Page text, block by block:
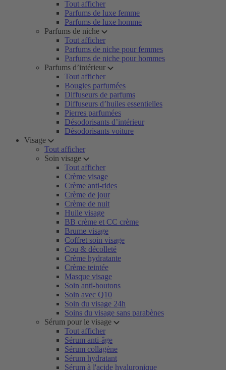
Tout afficher
Parfums de luxe femme
Parfums de luxe homme
Parfums de niche
Tout afficher
Parfums de niche pour femmes
Parfums de niche pour hommes
Parfums d’intérieur
Tout afficher
Bougies parfumées
Diffuseurs de parfums
Diffuseurs d’huiles essentielles
Pierres parfumées
Désodorisants d’intérieur
Désodorisants voiture
Visage
Tout afficher
Soin visage
Tout afficher
Crème visage
Crème anti-rides
Crème de jour
Crème de nuit
Huile visage
BB crème et CC crème
Brume visage
Coffret soin visage
Cou & décolleté
Crème hydratante
Crème teintée
Masque visage
Soin anti-boutons
Soin avec Q10
Soin du visage 24h
Soins du visage sans parabènes
Sérum pour le visage
Tout afficher
Sérum anti-âge
Sérum collagène
Sérum hydratant
Sérum à l'acide hyaluronique